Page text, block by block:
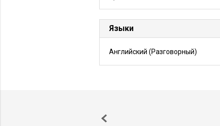
Языки
Английский (Разговорный)